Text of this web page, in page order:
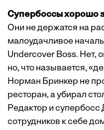
Супербоссы хорошо
Они не держатся на
малоудачливое
Undercover Boss. Нет,
но, что называется,
Норман Бринкер не
ресторан, а убирал
Редактор и
сотрудников к себе